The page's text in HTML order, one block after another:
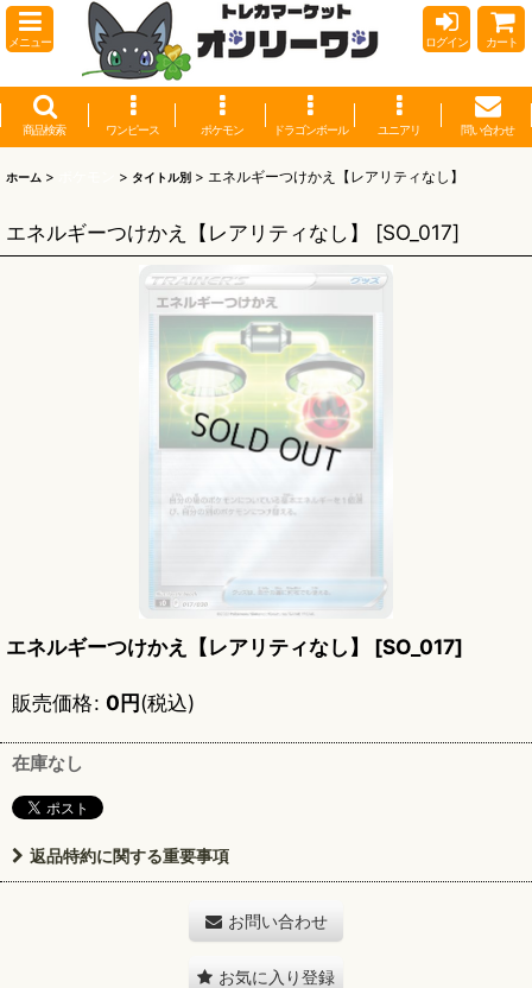
メニュー ログイン カート
商品検索 ワンピース ポケモン ドラゴンボール ユニアリ 問い合わせ
ホーム > > タイトル別 > エネルギーつけかえ【レアリティなし】
エネルギーつけかえ【レアリティなし】 [SO_017]
エネルギーつけかえ【レアリティなし】 [SO_017]
販売価格: 0円(税込)
在庫なし
返品特約に関する重要事項
お問い合わせ
お気に入り登録